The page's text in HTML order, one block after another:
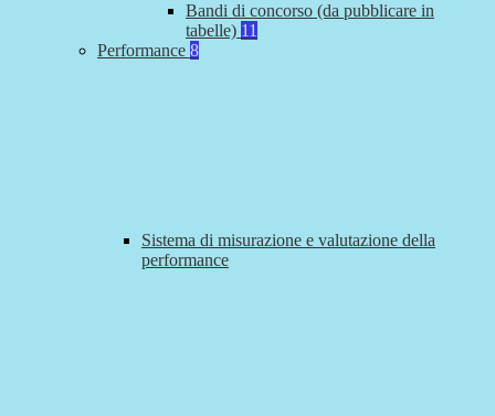
Bandi di concorso (da pubblicare in
tabelle) 11
Performance 8
Sistema di misurazione e valutazione della
performance